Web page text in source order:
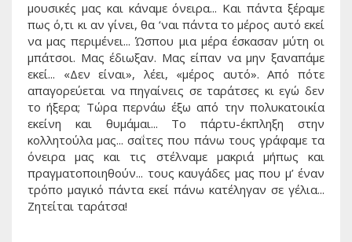
μουσικές μας και κάναμε όνειρα... Και πάντα ξέραμε
πως ό,τι κι αν γίνει, θα ‘ναι πάντα το μέρος αυτό εκεί
να μας περιμένει... Ώσπου μια μέρα έσκασαν μύτη οι
μπάτσοι. Μας έδιωξαν. Μας είπαν να μην ξαναπάμε
εκεί... «Δεν είναι», λέει, «μέρος αυτό». Από πότε
απαγορεύεται να πηγαίνεις σε ταράτσες κι εγώ δεν
το ήξερα; Τώρα περνάω έξω από την πολυκατοικία
εκείνη και θυμάμαι... Το πάρτυ-έκπληξη στην
κολλητούλα μας... σαΐτες που πάνω τους γράφαμε τα
όνειρα μας και τις στέλναμε μακριά μήπως και
πραγματοποιηθούν... τους καυγάδες μας που μ’ έναν
τρόπο μαγικό πάντα εκεί πάνω κατέληγαν σε γέλια...
Ζητείται ταράτσα!